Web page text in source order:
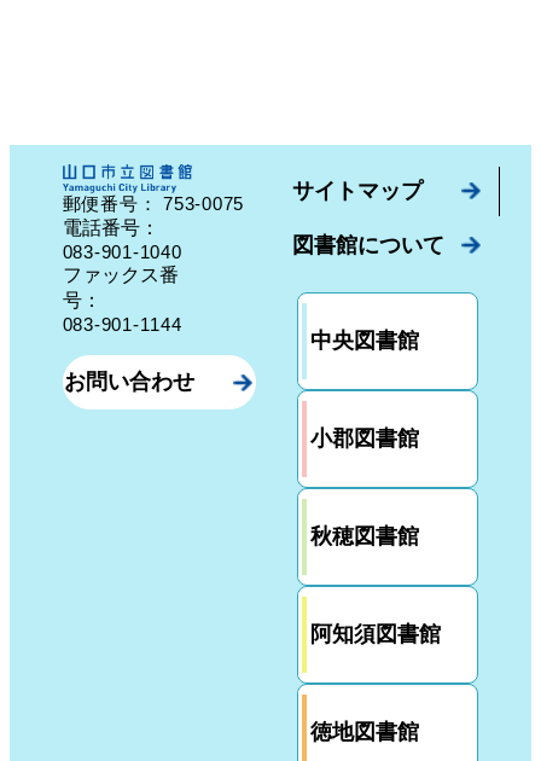
郵便番号：753-0075 山口県山口市中園町７番７号
電話番号：
083-901-1040
ファックス番
号：
083-901-1144
お問い合わせ
サイトマップ
図書館について
中央図書館
小郡図書館
秋穂図書館
阿知須図書館
徳地図書館